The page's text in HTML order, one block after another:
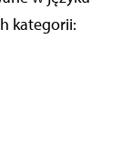
kategorii: